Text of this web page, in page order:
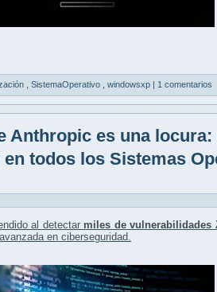
SistemaOperativo windowsxp 1 comentarios
Anthropic es una
todos los Sistemas
al detectar miles de vulnerabilidades
en ciberseguridad.